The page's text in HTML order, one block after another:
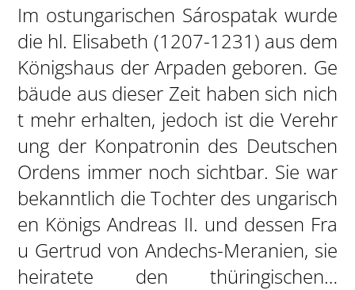
Im ostungarischen Sárospatak wurde
die hl. Elisabeth (1207-1231) aus dem
Königshaus der Arpaden geboren. Ge
bäude aus dieser Zeit haben sich nich
t mehr erhalten, jedoch ist die Verehr
ung der Konpatronin des Deutschen
Ordens immer noch sichtbar. Sie war
bekanntlich die Tochter des ungarisch
en Königs Andreas II. und dessen Fra
u Gertrud von Andechs-Meranien, sie
heiratete den thüringischen…